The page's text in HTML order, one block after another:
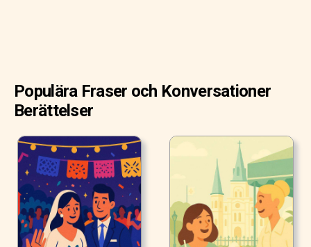
Populära Fraser och Konversationer
Berättelser